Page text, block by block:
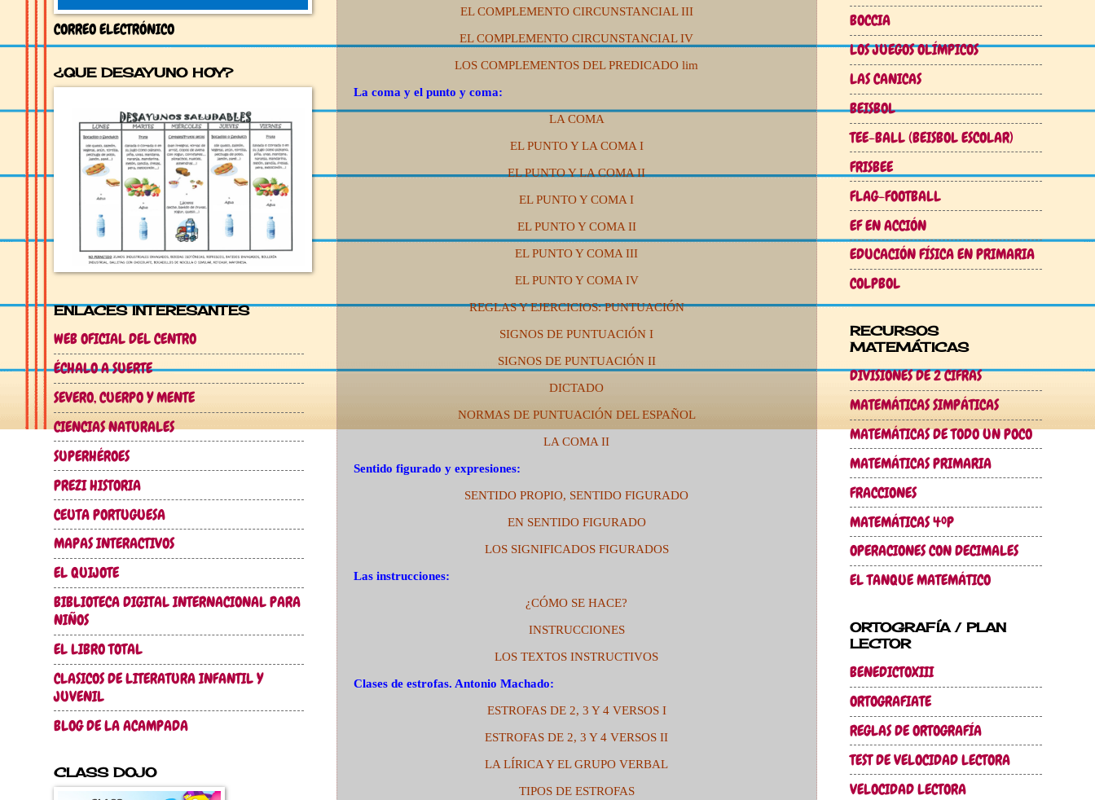
EL COMPLEMENTO CIRCUNSTANCIAL III
EL COMPLEMENTO CIRCUNSTANCIAL IV
LOS COMPLEMENTOS DEL PREDICADO lim
La coma y el punto y coma:
LA COMA
EL PUNTO Y LA COMA I
EL PUNTO Y LA COMA II
EL PUNTO Y COMA I
EL PUNTO Y COMA II
EL PUNTO Y COMA III
EL PUNTO Y COMA IV
REGLAS Y EJERCICIOS: PUNTUACIÓN
SIGNOS DE PUNTUACIÓN I
SIGNOS DE PUNTUACIÓN II
DICTADO
NORMAS DE PUNTUACIÓN DEL ESPAÑOL
LA COMA II
Sentido figurado y expresiones:
SENTIDO PROPIO, SENTIDO FIGURADO
EN SENTIDO FIGURADO
LOS SIGNIFICADOS FIGURADOS
Las instrucciones:
¿CÓMO SE HACE?
INSTRUCCIONES
LOS TEXTOS INSTRUCTIVOS
Clases de estrofas. Antonio Machado:
ESTROFAS DE 2, 3 Y 4 VERSOS I
ESTROFAS DE 2, 3 Y 4 VERSOS II
LA LÍRICA Y EL GRUPO VERBAL
TIPOS DE ESTROFAS
CORREO ELECTRÓNICO
¿QUE DESAYUNO HOY?
ENLACES INTERESANTES
WEB OFICIAL DEL CENTRO
ÉCHALO A SUERTE
SEVERO, CUERPO Y MENTE
CIENCIAS NATURALES
SUPERHÉROES
PREZI HISTORIA
CEUTA PORTUGUESA
MAPAS INTERACTIVOS
EL QUIJOTE
BIBLIOTECA DIGITAL INTERNACIONAL PARA
NIÑOS
EL LIBRO TOTAL
CLASICOS DE LITERATURA INFANTIL Y
JUVENIL
BLOG DE LA ACAMPADA
CLASS DOJO
BOCCIA
LOS JUEGOS OLÍMPICOS
LAS CANICAS
BEISBOL
TEE-BALL (BEISBOL ESCOLAR)
FRISBEE
FLAG-FOOTBALL
EF EN ACCIÓN
EDUCACIÓN FÍSICA EN PRIMARIA
COLPBOL
RECURSOS
MATEMÁTICAS
DIVISIONES DE 2 CIFRAS
MATEMÁTICAS SIMPÁTICAS
MATEMÁTICAS DE TODO UN POCO
MATEMÁTICAS PRIMARIA
FRACCIONES
MATEMÁTICAS 4ºP
OPERACIONES CON DECIMALES
EL TANQUE MATEMÁTICO
ORTOGRAFÍA / PLAN
LECTOR
BENEDICTOXIII
ORTOGRAFIATE
REGLAS DE ORTOGRAFÍA
TEST DE VELOCIDAD LECTORA
VELOCIDAD LECTORA